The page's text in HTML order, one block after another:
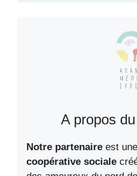
A propos
Notre partenaire est une
coopérative sociale